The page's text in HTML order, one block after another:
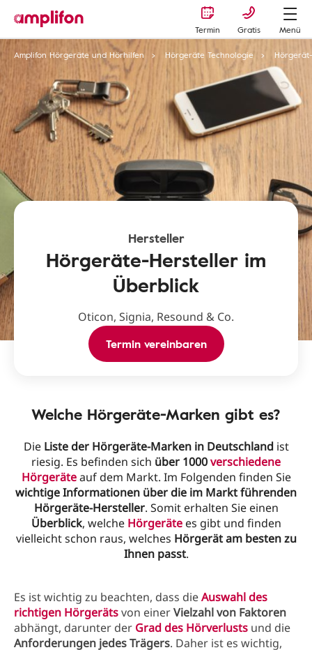
Termin Gratis
Menü
Amplifon Hörgeräte und Hörhilfen
Hörgeräte Technologie
Hersteller
Hörgeräte-Hersteller im
Überblick
Oticon, Signia, Resound & Co.
Termin vereinbaren
Welche Hörgeräte-Marken gibt es?
Die Liste der Hörgeräte-Marken in Deutschlandist
riesig. Es befinden sich über 1000verschiedene
Hörgeräteauf dem Markt. Im Folgenden finden Sie
wichtige Informationen über die im Markt führenden
Hörgeräte-Hersteller. Somit erhalten Sie einen
Überblick, welche Hörgerätees gibt und finden
vielleicht schon raus, welches Hörgerät am besten zu
Ihnen passt.
Es ist wichtig zu beachten, dass dieAuswahl des
richtigen Hörgerätsvon einerVielzahl von Faktoren
abhängt, darunter der Grad des Hörverlusts und die
Anforderungen jedes Trägers. Daher ist es wichtig,